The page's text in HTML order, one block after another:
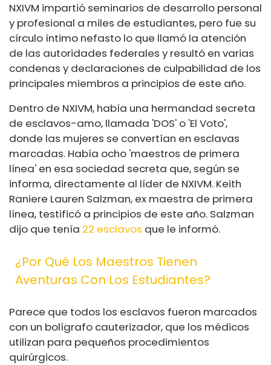
NXIVM impartió seminarios de desarrollo personal
y profesional a miles de estudiantes, pero fue su
círculo íntimo nefasto lo que llamó la atención
de las autoridades federales y resultó en varias
condenas y declaraciones de culpabilidad de los
principales miembros a principios de este año.
Dentro de NXIVM, había una hermandad secreta
de esclavos-amo, llamada 'DOS' o 'El Voto',
donde las mujeres se convertían en esclavas
marcadas. Había ocho 'maestros de primera
línea' en esa sociedad secreta que, según se
informa, directamente al líder de NXIVM. Keith
Raniere Lauren Salzman, ex maestra de primera
línea, testificó a principios de este año. Salzman
dijo que tenía 22 esclavos que le informó.
¿Por Qué Los Maestros Tienen
Aventuras Con Los Estudiantes?
Parece que todos los esclavos fueron marcados
con un bolígrafo cauterizador, que los médicos
utilizan para pequeños procedimientos
quirúrgicos.